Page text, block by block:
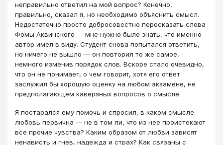
неправильно ответил на мой вопрос? Конечно,
правильно, сказал я, но необходимо объяснить смысл.
Недостаточно просто добросовестно пересказать слова
Фомы Аквинского — мне нужно было знать, что именно
автор имел в виду. Студент снова попытался ответить,
но ничего не вышло — он повторил то же самое,
немного изменив порядок слов. Вскоре стало очевидно,
что он не понимает, о чем говорит, хотя его ответ
заслужил бы хорошую оценку на любом экзамене, не
предполагающем каверзных вопросов о смысле.
Я постарался ему помочь и спросил, в каком смысле
любовь первична — не в том ли, что из нее проистекают
все прочие чувства? Каким образом от любви зависят
ненависть и гнев, надежда и страх? Как связаны с